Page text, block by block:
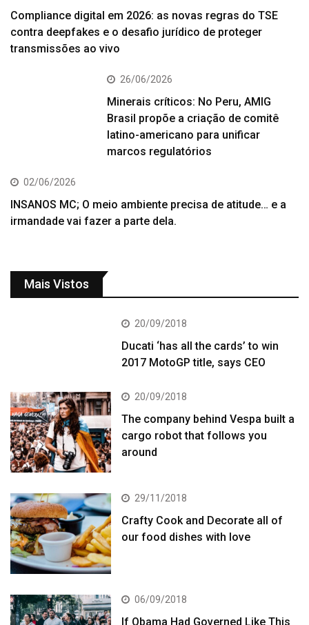
Compliance digital em 2026: as novas regras do TSE
contra deepfakes e o desafio jurídico de proteger
transmissões ao vivo
26/06/2026
Minerais críticos: No Peru, AMIG
Brasil propõe a criação de comitê
latino-americano para unificar
marcos regulatórios
02/06/2026
INSANOS MC; O meio ambiente precisa de atitude… e a
irmandade vai fazer a parte dela.
Mais Vistos
20/09/2018
Ducati ‘has all the cards’ to win
2017 MotoGP title, says CEO
20/09/2018
The company behind Vespa built a
cargo robot that follows you
around
29/11/2018
Crafty Cook and Decorate all of
our food dishes with love
06/09/2018
If Obama Had Governed Like This